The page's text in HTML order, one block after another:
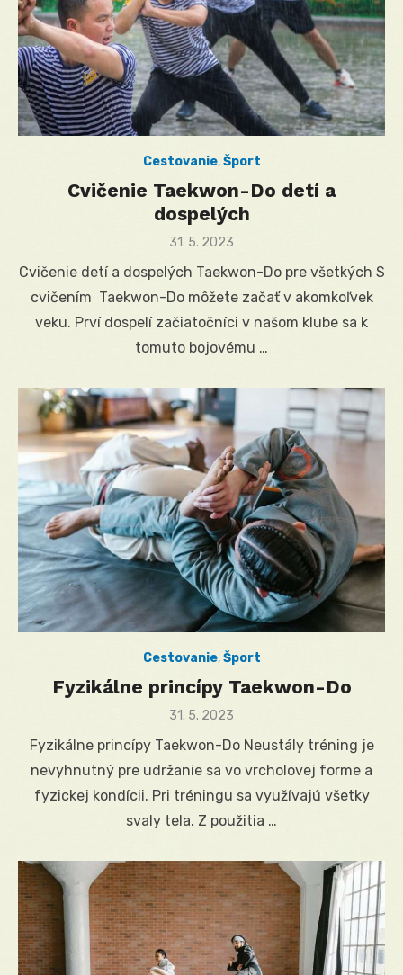
Cestovanie,Šport
Cvičenie Taekwon-Do detí a
dospelých
Posted
31. 5. 2023
Cvičenie detí a dospelých Taekwon-Do pre všetkých S
cvičením Taekwon-Do môžete začať v akomkoľvek
veku. Prví dospelí začiatočníci v našom klube sa k
tomuto bojovému …
Cestovanie,Šport
Fyzikálne princípy Taekwon-Do
Posted
31. 5. 2023
Fyzikálne princípy Taekwon-Do Neustály tréning je
nevyhnutný pre udržanie sa vo vrcholovej forme a
fyzickej kondícii. Pri tréningu sa využívajú všetky
svaly tela. Z použitia …